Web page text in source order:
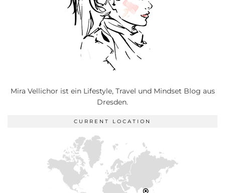
Mira Vellichor ist ein Lifestyle, Travel und Mindset Blog aus
Dresden.
CURRENT LOCATION